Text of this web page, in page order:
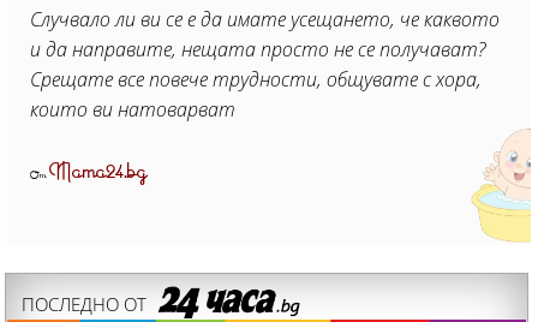
Случвало ли ви се е да имате усещането, че каквото
и да направите, нещата просто не се получават?
Срещате все повече трудности, общувате с хора,
които ви натоварват
ОтMama24.bg
ПОСЛЕДНО ОТ